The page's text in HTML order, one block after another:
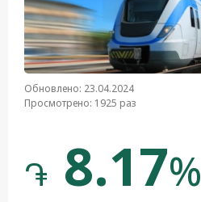
Обновлено: 23.04.2024
Просмотрено: 1925 раз
֏ 8.17%